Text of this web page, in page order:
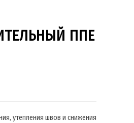
ППЕ
утепления швов и снижения